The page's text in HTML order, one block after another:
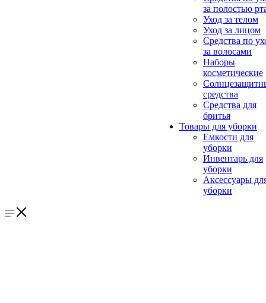
за полостью
Уход за телом
Уход за лицом
Средства по
за волосами
Наборы
косметические
средства
Средства для
бритья
Товары для уборки
Емкости для
уборки
Инвентарь для
уборки
Аксессуары
уборки